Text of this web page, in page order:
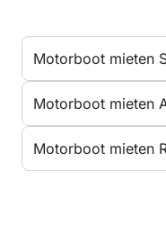
Motorboot mieten
Motorboot mieten
Motorboot mieten